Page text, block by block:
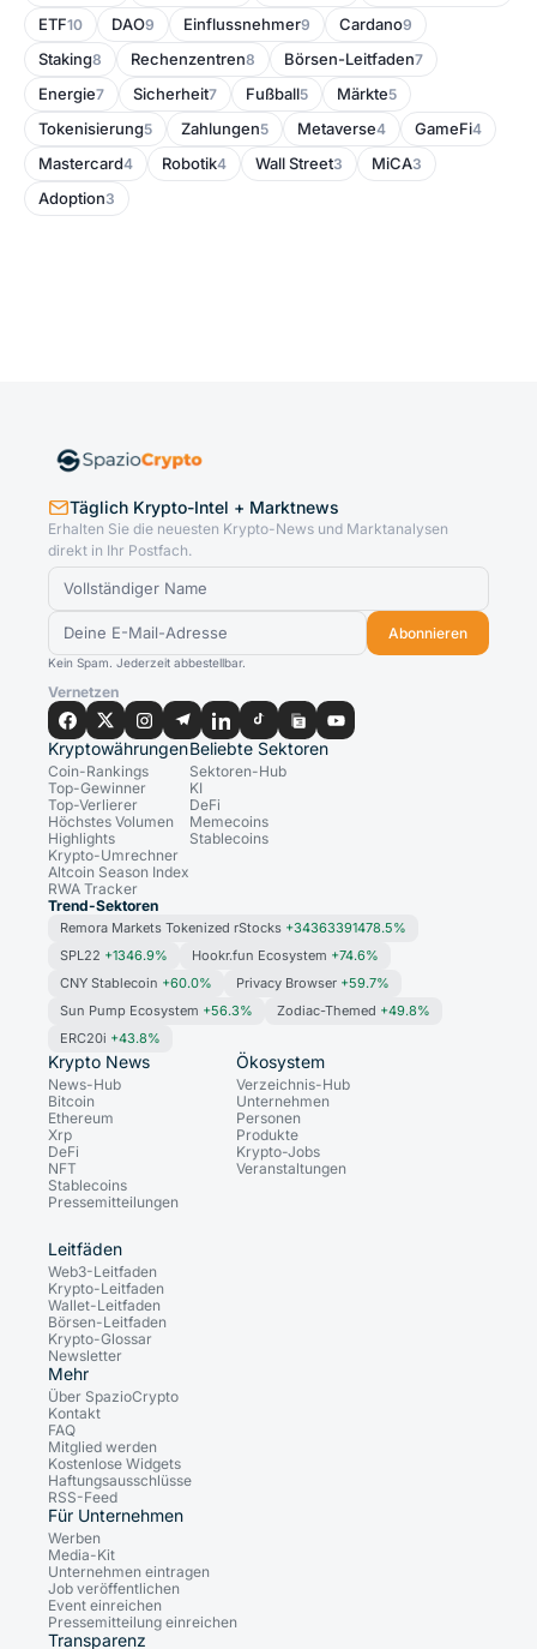
ETF10 DAO9 Einflussnehmer9 Cardano9
Staking8 Rechenzentren8 Börsen-Leitfaden7
Energie7 Sicherheit7 Fußball5 Märkte5
Tokenisierung5 Zahlungen5 Metaverse4 GameFi4
Mastercard4 Robotik4 Wall Street3 MiCA3
Adoption3
Täglich Krypto-Intel + Marktnews
Erhalten Sie die neuesten Krypto-News und Marktanalysen
direkt in Ihr Postfach.
Abonnieren
Kein Spam. Jederzeit abbestellbar.
Vernetzen
Kryptowährungen
Coin-Rankings
Top-Gewinner
Top-Verlierer
Höchstes Volumen
Highlights
Krypto-Umrechner
Altcoin Season Index
RWA Tracker
Beliebte Sektoren
Sektoren-Hub
KI
DeFi
Memecoins
Stablecoins
Trend-Sektoren
Remora Markets Tokenized rStocks +34363391478.5%
SPL22 +1346.9% Hookr.fun Ecosystem +74.6%
CNY Stablecoin +60.0% Privacy Browser +59.7%
Sun Pump Ecosystem +56.3% Zodiac-Themed +49.8%
ERC20i +43.8%
Krypto News
News-Hub
Bitcoin
Ethereum
Xrp
DeFi
NFT
Stablecoins
Pressemitteilungen
Ökosystem
Verzeichnis-Hub
Unternehmen
Personen
Produkte
Krypto-Jobs
Veranstaltungen
Leitfäden
Web3-Leitfaden
Krypto-Leitfaden
Wallet-Leitfaden
Börsen-Leitfaden
Krypto-Glossar
Newsletter
Mehr
Über SpazioCrypto
Kontakt
FAQ
Mitglied werden
Kostenlose Widgets
Haftungsausschlüsse
RSS-Feed
Für Unternehmen
Werben
Media-Kit
Unternehmen eintragen
Job veröffentlichen
Event einreichen
Pressemitteilung einreichen
Transparenz